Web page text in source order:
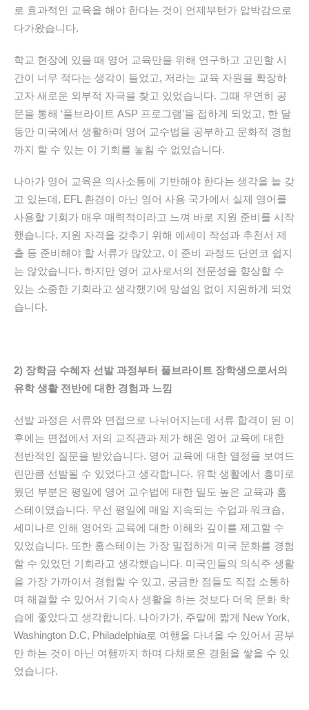
로 효과적인 교육을 해야 한다는 것이 언제부턴가 압박감으로
다가왔습니다.
학교 현장에 있을 때 영어 교육만을 위해 연구하고 고민할 시
간이 너무 적다는 생각이 들었고, 저라는 교육 자원을 확장하
고자 새로운 외부적 자극을 찾고 있었습니다. 그때 우연히 공
문을 통해 ‘풀브라이트 ASP 프로그램’을 접하게 되었고, 한 달
동안 미국에서 생활하며 영어 교수법을 공부하고 문화적 경험
까지 할 수 있는 이 기회를 놓칠 수 없었습니다.
나아가 영어 교육은 의사소통에 기반해야 한다는 생각을 늘 갖
고 있는데, EFL 환경이 아닌 영어 사용 국가에서 실제 영어를
사용할 기회가 매우 매력적이라고 느껴 바로 지원 준비를 시작
했습니다. 지원 자격을 갖추기 위해 에세이 작성과 추천서 제
출 등 준비해야 할 서류가 많았고, 이 준비 과정도 단연코 쉽지
는 않았습니다. 하지만 영어 교사로서의 전문성을 향상할 수
있는 소중한 기회라고 생각했기에 망설임 없이 지원하게 되었
습니다.
2) 장학금 수혜자 선발 과정부터 풀브라이트 장학생으로서의
유학 생활 전반에 대한 경험과 느낌
선발 과정은 서류와 면접으로 나뉘어지는데 서류 합격이 된 이
후에는 면접에서 저의 교직관과 제가 해온 영어 교육에 대한
전반적인 질문을 받았습니다. 영어 교육에 대한 열정을 보여드
린만큼 선발될 수 있었다고 생각합니다. 유학 생활에서 흥미로
웠던 부분은 평일에 영어 교수법에 대한 밀도 높은 교육과 홈
스테이였습니다. 우선 평일에 매일 지속되는 수업과 워크숍,
세미나로 인해 영어와 교육에 대한 이해와 깊이를 제고할 수
있었습니다. 또한 홈스테이는 가장 밀접하게 미국 문화를 경험
할 수 있었던 기회라고 생각했습니다. 미국인들의 의식주 생활
을 가장 가까이서 경험할 수 있고, 궁금한 점들도 직접 소통하
며 해결할 수 있어서 기숙사 생활을 하는 것보다 더욱 문화 학
습에 좋았다고 생각합니다. 나아가가, 주말에 짧게 New York,
Washington D.C, Philadelphia로 여행을 다녀올 수 있어서 공부
만 하는 것이 아닌 여행까지 하며 다채로운 경험을 쌓을 수 있
었습니다.